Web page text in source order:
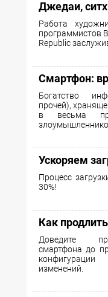
Джедаи,
Работа
программистов
Republic
Cмартфон:
Богатство
прочей),
в весьма
Ускоряем
Процесс
30%!
Как
Доведите
смартфона до
изменений.